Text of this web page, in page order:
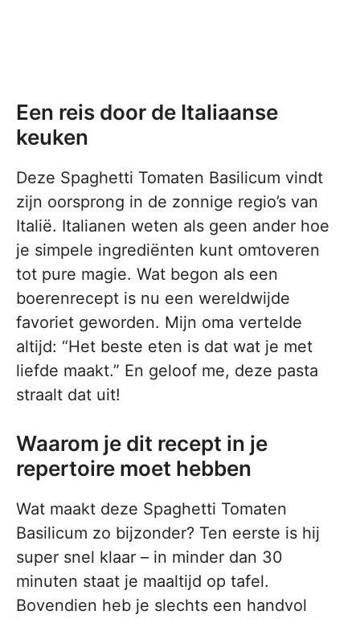
Een reis door de Italiaanse
keuken
Deze Spaghetti Tomaten Basilicum vindt
zijn oorsprong in de zonnige regio’s van
Italië. Italianen weten als geen ander hoe
je simpele ingrediënten kunt omtoveren
tot pure magie. Wat begon als een
boerenrecept is nu een wereldwijde
favoriet geworden. Mijn oma vertelde
altijd: “Het beste eten is dat wat je met
liefde maakt.” En geloof me, deze pasta
straalt dat uit!
Waarom je dit recept in je
repertoire moet hebben
Wat maakt deze Spaghetti Tomaten
Basilicum zo bijzonder? Ten eerste is hij
super snel klaar – in minder dan 30
minuten staat je maaltijd op tafel.
Bovendien heb je slechts een handvol